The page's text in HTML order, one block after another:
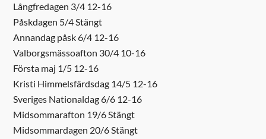
Långfredagen 3/4 12-16
Påskdagen 5/4 Stängt
Annandag påsk 6/4 12-16
Valborgsmässoafton 30/4 10-16
Första maj 1/5 12-16
Kristi Himmelsfärdsdag 14/5 12-16
Sveriges Nationaldag 6/6 12-16
Midsommarafton 19/6 Stängt
Midsommardagen 20/6 Stängt